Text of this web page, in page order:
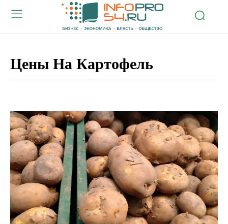
Цены На Картофель